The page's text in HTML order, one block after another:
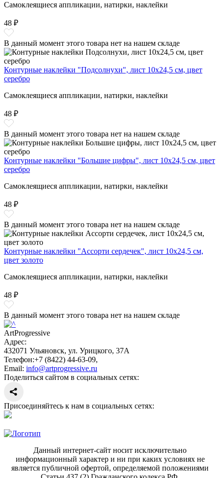
Самоклеящиеся аппликации, натирки, наклейки
48 ₽
В данный момент этого товара нет на нашем складе
Контурные наклейки "Подсолнухи", лист 10x24,5 см, цвет
серебро
Самоклеящиеся аппликации, натирки, наклейки
48 ₽
В данный момент этого товара нет на нашем складе
Контурные наклейки "Большие цифры", лист 10x24,5 см, цвет
серебро
Самоклеящиеся аппликации, натирки, наклейки
48 ₽
В данный момент этого товара нет на нашем складе
Контурные наклейки "Ассорти сердечек", лист 10x24,5 см,
цвет золото
Самоклеящиеся аппликации, натирки, наклейки
48 ₽
В данный момент этого товара нет на нашем складе
ArtProgressive
Адрес:
432071 Ульяновск, ул. Урицкого, 37А
Телефон:+7 (8422) 44-63-09,
Email: info@artprogressive.ru
Поделиться сайтом в социальных сетях:
Присоединяйтесь к нам в социальных сетях:
Данный интернет-сайт носит исключительно
информационный характер и ни при каких условиях не
является публичной офертой, определяемой положениями